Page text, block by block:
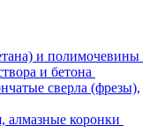
и полимочевины
и бетона
сверла (фрезы),
алмазные коронки